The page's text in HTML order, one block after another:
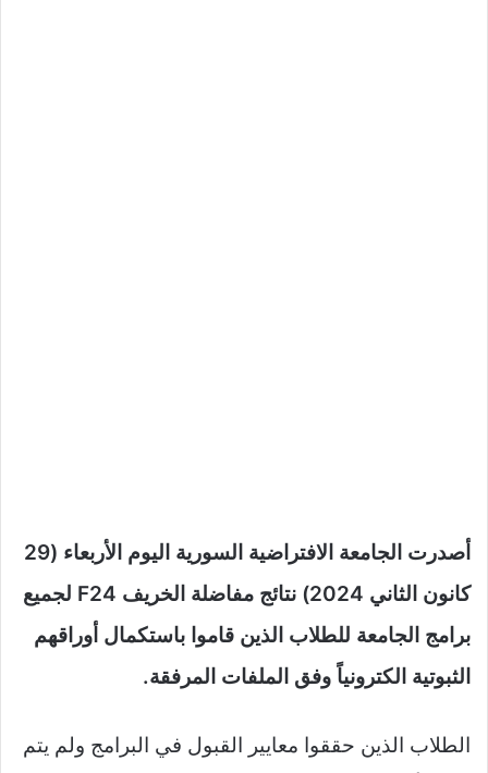
أصدرت الجامعة الافتراضية السورية اليوم الأربعاء (29
كانون الثاني 2024) نتائج مفاضلة الخريف F24 لجميع
برامج الجامعة للطلاب الذين قاموا باستكمال أوراقهم
الثبوتية الكترونياً وفق الملفات المرفقة.
الطلاب الذين حققوا معايير القبول في البرامج ولم يتم